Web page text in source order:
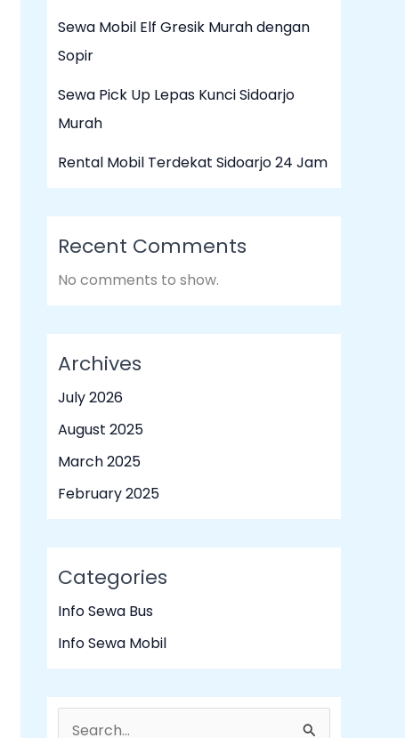
Sewa Mobil Elf Gresik Murah dengan
Sopir
Sewa Pick Up Lepas Kunci Sidoarjo
Murah
Rental Mobil Terdekat Sidoarjo 24 Jam
Recent Comments
No comments to show.
Archives
July 2026
August 2025
March 2025
February 2025
Categories
Info Sewa Bus
Info Sewa Mobil